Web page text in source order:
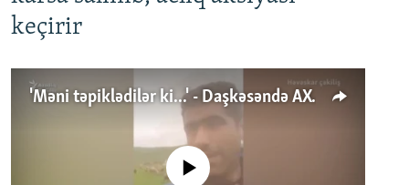
keçirir
'Məni təpiklədilər ki...' - Daşkəsəndə AXCP fəalının yaxınları onun həbsinə etiraz edirlər
No media source currently available